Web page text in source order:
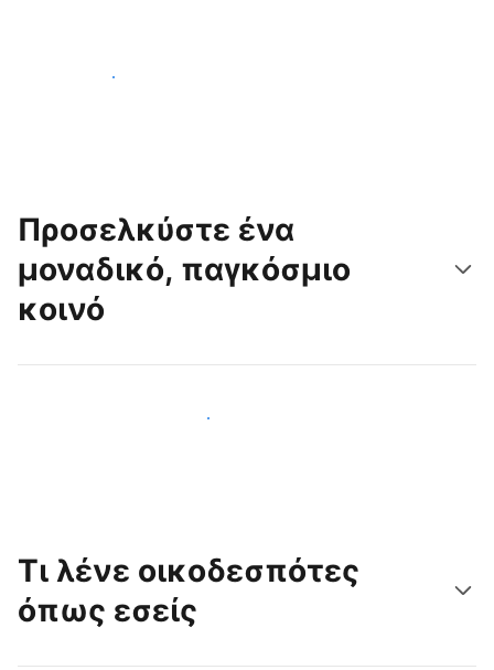
Ξεκινήστε σήμερα
Προσελκύστε ένα
μοναδικό, παγκόσμιο
κοινό
Προσελκύστε νέους επισκέπτες σήμερα
Τι λένε οικοδεσπότες
όπως εσείς